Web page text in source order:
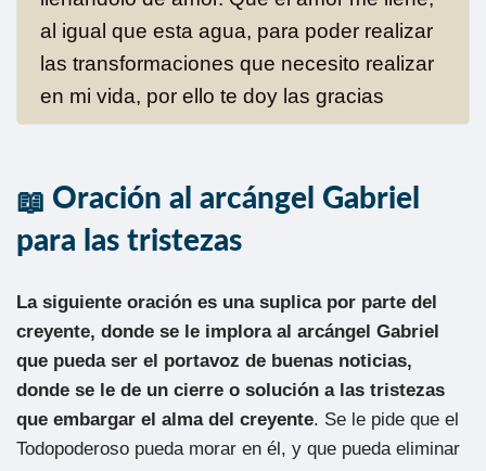
al igual que esta agua, para poder realizar
las transformaciones que necesito realizar
en mi vida, por ello te doy las gracias
Oración al arcángel Gabriel
para las tristezas
La siguiente oración es una suplica por parte del
creyente, donde se le implora al arcángel Gabriel
que pueda ser el portavoz de buenas noticias,
donde se le de un cierre o solución a las tristezas
que embargar el alma del creyente. Se le pide que el
Todopoderoso pueda morar en él, y que pueda eliminar